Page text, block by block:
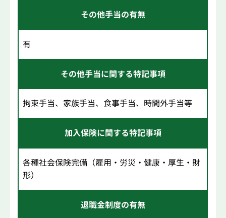
その他手当の有無
有
その他手当に関する特記事項
拘束手当、家族手当、食事手当、時間外手当等
加入保険に関する特記事項
各種社会保険完備（雇用・労災・健康・厚生・財
形）
退職金制度の有無